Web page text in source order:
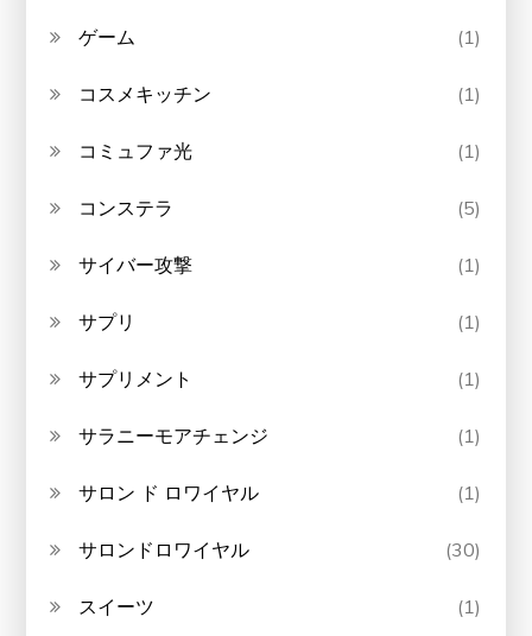
ゲーム (1)
コスメキッチン (1)
コミュファ光 (1)
コンステラ (5)
サイバー攻撃 (1)
サプリ (1)
サプリメント (1)
サラニーモアチェンジ (1)
サロン ド ロワイヤル (1)
サロンドロワイヤル (30)
スイーツ (1)